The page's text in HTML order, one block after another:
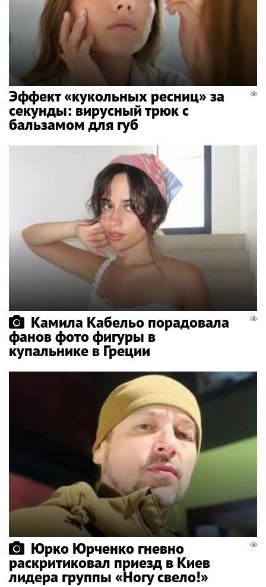
Эффект «кукольных ресниц» за
секунды: вирусный трюк с
бальзамом для губ
Камила Кабельо порадовала
фанов фото фигуры в
купальнике в Греции
Юрко Юрченко гневно
раскритиковал приезд в Киев
лидера группы «Ногу свело!»